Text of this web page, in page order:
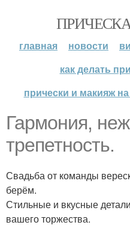
главная новости
как делать
прически и макияж
Гармония,
трепетность.
Свадьба от команды
берём.
Стильные и вкусные
вашего торжества.